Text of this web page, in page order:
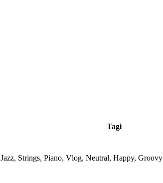
Tagi
Jazz, Strings, Piano, Vlog, Neutral, Happy, Groovy